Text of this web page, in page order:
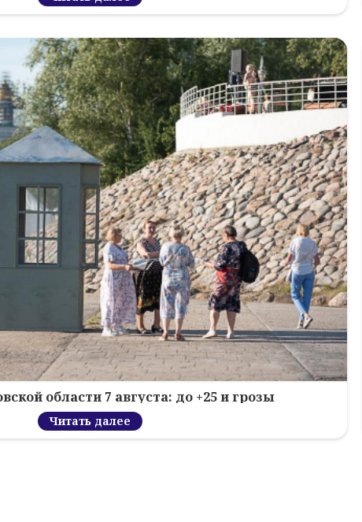
области 7 августа: до +25 и грозы
Читать далее